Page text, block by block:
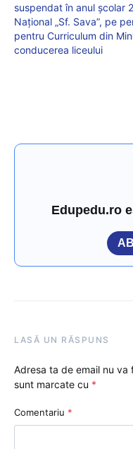
suspendat în anul școlar
Național „Sf. Sava”, pe
pentru Curriculum din
conducerea liceului
Edupedu.ro
LASĂ UN RĂSPUNS
Adresa ta de email nu va
sunt marcate cu *
Comentariu *